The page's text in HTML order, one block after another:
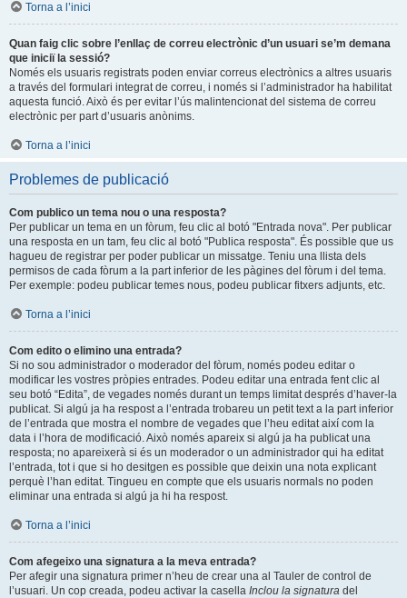
Torna a l’inici
Quan faig clic sobre l’enllaç de correu electrònic d’un usuari se’m demana
que iniciï la sessió?
Només els usuaris registrats poden enviar correus electrònics a altres usuaris
a través del formulari integrat de correu, i només si l’administrador ha habilitat
aquesta funció. Això és per evitar l’ús malintencionat del sistema de correu
electrònic per part d’usuaris anònims.
Torna a l’inici
Problemes de publicació
Com publico un tema nou o una resposta?
Per publicar un tema en un fòrum, feu clic al botó "Entrada nova". Per publicar
una resposta en un tam, feu clic al botó "Publica resposta". És possible que us
hagueu de registrar per poder publicar un missatge. Teniu una llista dels
permisos de cada fòrum a la part inferior de les pàgines del fòrum i del tema.
Per exemple: podeu publicar temes nous, podeu publicar fitxers adjunts, etc.
Torna a l’inici
Com edito o elimino una entrada?
Si no sou administrador o moderador del fòrum, només podeu editar o
modificar les vostres pròpies entrades. Podeu editar una entrada fent clic al
seu botó “Edita”, de vegades només durant un temps limitat després d’haver-la
publicat. Si algú ja ha respost a l’entrada trobareu un petit text a la part inferior
de l’entrada que mostra el nombre de vegades que l’heu editat així com la
data i l’hora de modificació. Això només apareix si algú ja ha publicat una
resposta; no apareixerà si és un moderador o un administrador qui ha editat
l’entrada, tot i que si ho desitgen es possible que deixin una nota explicant
perquè l’han editat. Tingueu en compte que els usuaris normals no poden
eliminar una entrada si algú ja hi ha respost.
Torna a l’inici
Com afegeixo una signatura a la meva entrada?
Per afegir una signatura primer n’heu de crear una al Tauler de control de
l’usuari. Un cop creada, podeu activar la casella Inclou la signatura del